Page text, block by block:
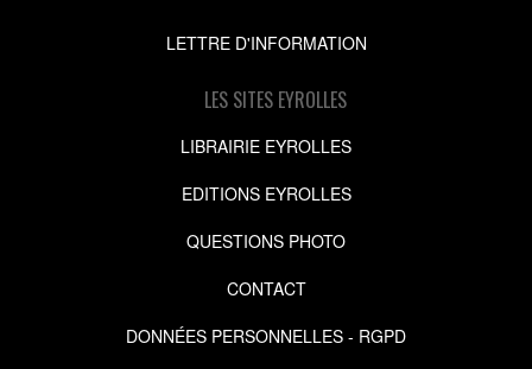
LETTRE D'INFORMATION
LES SITES EYROLLES
LIBRAIRIE EYROLLES
EDITIONS EYROLLES
QUESTIONS PHOTO
CONTACT
DONNÉES PERSONNELLES - RGPD